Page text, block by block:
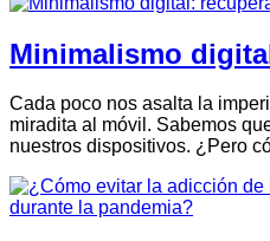
Minimalismo
Cada poco nos asalta la
miradita al móvil. Sabemos
nuestros dispositivos. ¿Pero